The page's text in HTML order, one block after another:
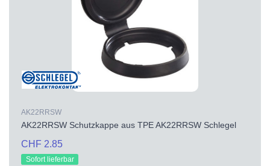
AK22RRSW
AK22RRSW Schutzkappe aus TPE AK22RRSW Schlegel
CHF 2.85
Sofort lieferbar